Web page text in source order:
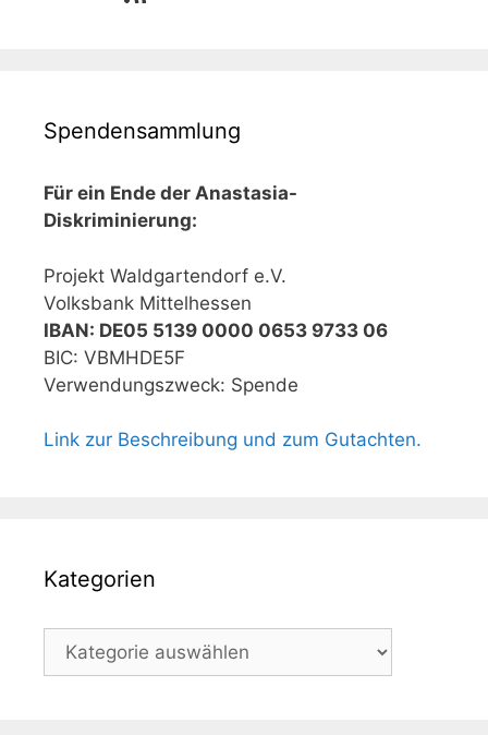
Spendensammlung
Für ein Ende der Anastasia-
Diskriminierung:
Projekt Waldgartendorf e.V.
Volksbank Mittelhessen
IBAN: DE05 5139 0000 0653 9733 06
BIC: VBMHDE5F
Verwendungszweck: Spende
Link zur Beschreibung und zum Gutachten.
Kategorien
Kategorien